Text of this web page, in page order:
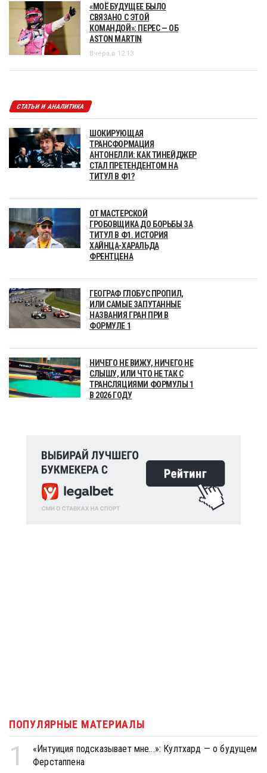
«МОЁ БУДУЩЕЕ БЫЛО
СВЯЗАНО С ЭТОЙ
КОМАНДОЙ»: ПЕРЕС — ОБ
ASTON MARTIN
Вчера в 12:13
СТАТЬИ И АНАЛИТИКА
ШОКИРУЮЩАЯ
ТРАНСФОРМАЦИЯ
АНТОНЕЛЛИ: КАК ТИНЕЙДЖЕР
СТАЛ ПРЕТЕНДЕНТОМ НА
ТИТУЛ В Ф1?
ОТ МАСТЕРСКОЙ
ГРОБОВЩИКА ДО БОРЬБЫ ЗА
ТИТУЛ В Ф1. ИСТОРИЯ
ХАЙНЦА-ХАРАЛЬДА
ФРЕНТЦЕНА
ГЕОГРАФ ГЛОБУС ПРОПИЛ,
ИЛИ САМЫЕ ЗАПУТАННЫЕ
НАЗВАНИЯ ГРАН ПРИ В
ФОРМУЛЕ 1
НИЧЕГО НЕ ВИЖУ, НИЧЕГО НЕ
СЛЫШУ, ИЛИ ЧТО НЕ ТАК С
ТРАНСЛЯЦИЯМИ ФОРМУЛЫ 1
В 2026 ГОДУ
ПОПУЛЯРНЫЕ МАТЕРИАЛЫ
1
«Интуиция подсказывает мне...»: Култхард — о будущем
Ферстаппена